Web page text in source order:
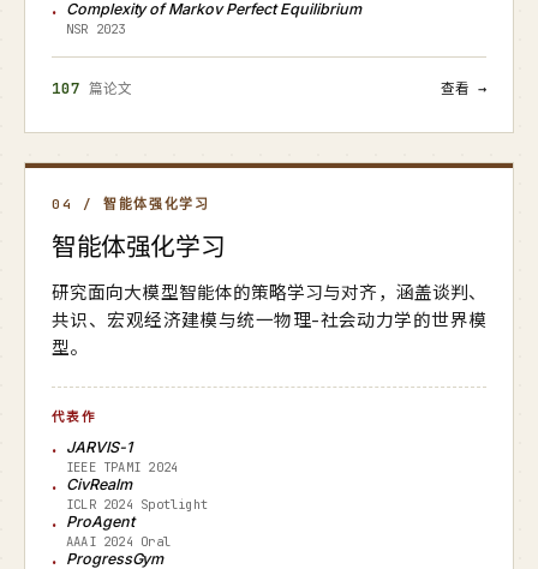
Complexity of Markov Perfect Equilibrium
NSR 2023
107 篇论文 查看 →
04 / 智能体强化学习
智能体强化学习
研究面向大模型智能体的策略学习与对齐，涵盖谈判、
共识、宏观经济建模与统一物理-社会动力学的世界模
型。
代表作
JARVIS-1
IEEE TPAMI 2024
CivRealm
ICLR 2024 Spotlight
ProAgent
AAAI 2024 Oral
ProgressGym